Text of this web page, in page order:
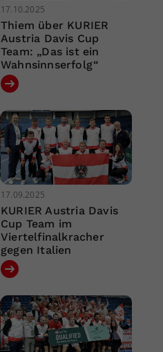
17.10.2025
Thiem über KURIER
Austria Davis Cup
Team: „Das ist ein
Wahnsinnserfolg“
17.09.2025
KURIER Austria Davis
Cup Team im
Viertelfinalkracher
gegen Italien